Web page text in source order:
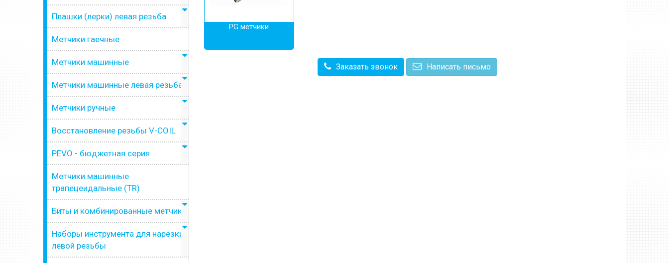
Плашки (лерки) левая резьба
Метчики гаечные
Метчики машинные
Метчики машинные левая резьба
Метчики ручные
Восстановление резьбы V-COIL
PEVO - бюджетная серия
Метчики машинные
трапецеидальные (TR)
Биты и комбинированные метчики
Наборы инструмента для нарезки
левой резьбы
PG метчики
Заказать звонок Написать письмо